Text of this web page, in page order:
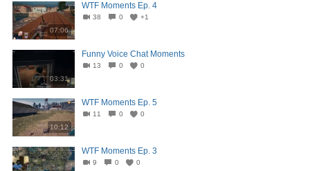
07:06
WTF Moments Ep. 4
38 0 +1
03:31
Funny Voice Chat Moments
13 0 0
10:12
WTF Moments Ep. 5
11 0 0
WTF Moments Ep. 3
9 0 0